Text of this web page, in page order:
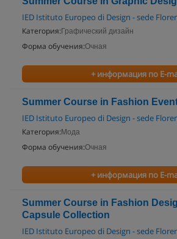
IED Istituto Europeo di Design - sede
Категория: Графический дизайн
Форма обучения:Очная
+ информация по E-
Summer Course in Fashion
IED Istituto Europeo di Design - sede
Категория: Мода
Форма обучения:Очная
+ информация по E-
Summer Course in Fashion
Capsule Collection
IED Istituto Europeo di Design - sede